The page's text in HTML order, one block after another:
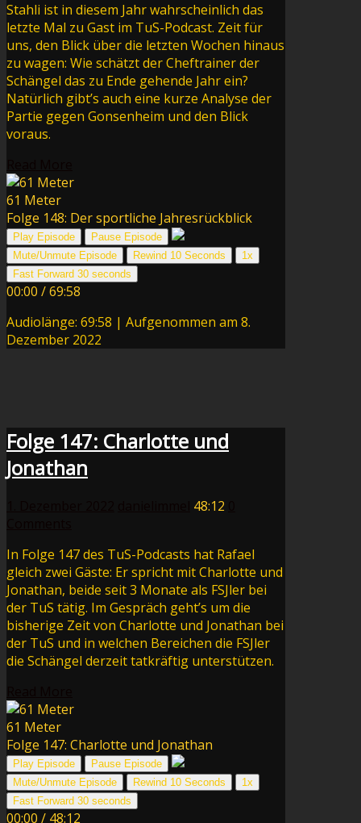
Stahli ist in diesem Jahr wahrscheinlich das
letzte Mal zu Gast im TuS-Podcast. Zeit für
uns, den Blick über die letzten Wochen hinaus
zu wagen: Wie schätzt der Cheftrainer der
Schängel das zu Ende gehende Jahr ein?
Natürlich gibt’s auch eine kurze Analyse der
Partie gegen Gonsenheim und den Blick
voraus.
61 Meter
Folge 148: Der sportliche Jahresrückblick
Play Episode
Pause Episode
Mute/Unmute Episode
Rewind 10 Seconds
1x
Fast Forward 30 seconds
00:00 /69:58
Audiolänge: 69:58 | Aufgenommen am 8.
Dezember 2022
Folge 147: Charlotte und
Jonathan
48:12
In Folge 147 des TuS-Podcasts hat Rafael
gleich zwei Gäste: Er spricht mit Charlotte und
Jonathan, beide seit 3 Monate als FSJler bei
der TuS tätig. Im Gespräch geht’s um die
bisherige Zeit von Charlotte und Jonathan bei
der TuS und in welchen Bereichen die FSJler
die Schängel derzeit tatkräftig unterstützen.
61 Meter
Folge 147: Charlotte und Jonathan
Play Episode
Pause Episode
Mute/Unmute Episode
Rewind 10 Seconds
1x
Fast Forward 30 seconds
00:00 / 48:12